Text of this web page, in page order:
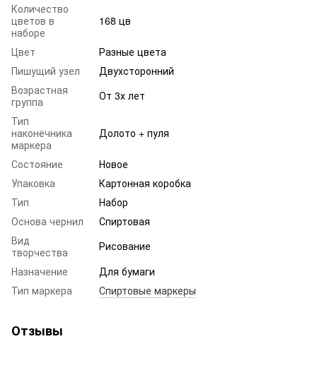
Количество
цветов в
наборе
168 цв
Цвет
Разные цвета
Пишущий узел
Двухсторонний
Возрастная
группа
От 3х лет
Тип
наконечника
маркера
Долото + пуля
Состояние
Новое
Упаковка
Картонная коробка
Тип
Набор
Основа чернил
Спиртовая
Вид
творчества
Рисование
Назначение
Для бумаги
Тип маркера
Спиртовые маркеры
Отзывы